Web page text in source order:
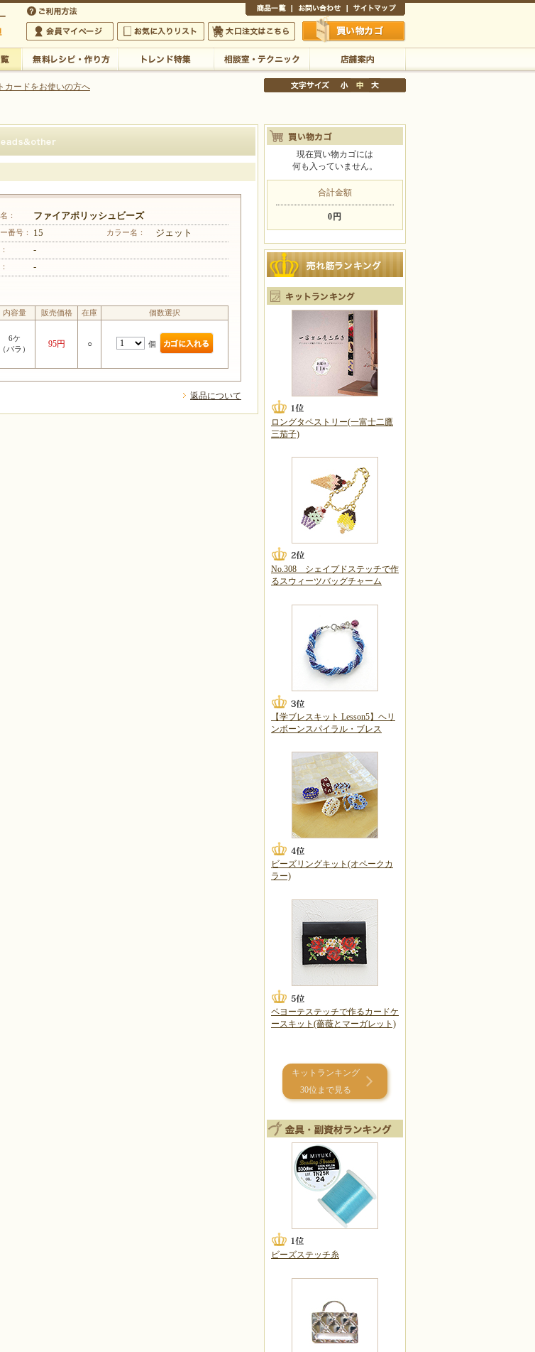
5,000円以上のご注文で送料は当店が負担いたします
は当店が負担いたします
会員マイページ
お気に入りリスト 大口注文はこちら 買い物かご
店舗案内
カードをお使いの方へ
： ファイアポリッシュビーズ
番号： 15 カラー名： ジェット
-
-
内容量 販売価格 在庫 個数選択
6ケ
（バラ）
95円 ○ 個
返品について
現在買い物カゴには
何も入っていません。
合計金額
0円
ロングタペストリー(一富士二鷹
三茄子)
No.308 シェイプドステッチで作
るスウィーツバッグチャーム
【学ブレスキット Lesson5】ヘリ
ンボーンスパイラル・ブレス
ビーズリングキット(オペークカ
ラー)
ペヨーテステッチで作るカードケ
ースキット(薔薇とマーガレット)
キットランキング
30位まで見る
ビーズステッチ糸